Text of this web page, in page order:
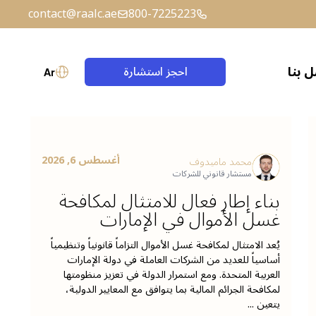
800-7225223
contact@raalc.ae
بنا احجز استشارة Ar
محمد ماميدوف
مستشار قانوني للشركات
أغسطس 6, 2026
بناء إطار فعال للامتثال لمكافحة
غسل الأموال في الإمارات
يُعد الامتثال لمكافحة غسل الأموال التزاماً قانونياً وتنظيمياً
أساسياً للعديد من الشركات العاملة في دولة الإمارات
العربية المتحدة. ومع استمرار الدولة في تعزيز منظومتها
لمكافحة الجرائم المالية بما يتوافق مع المعايير الدولية،
يتعين ...